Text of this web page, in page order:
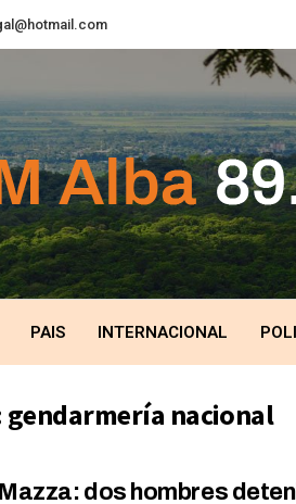
PAIS INTERNACIONAL
gendarmería nacional
dos hombres